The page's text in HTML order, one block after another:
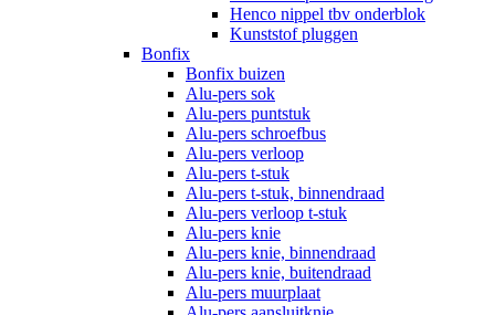
Henco nippel tbv onderblok
Kunststof pluggen
Bonfix
Bonfix buizen
Alu-pers sok
Alu-pers puntstuk
Alu-pers schroefbus
Alu-pers verloop
Alu-pers t-stuk
Alu-pers t-stuk, binnendraad
Alu-pers verloop t-stuk
Alu-pers knie
Alu-pers knie, binnendraad
Alu-pers knie, buitendraad
Alu-pers muurplaat